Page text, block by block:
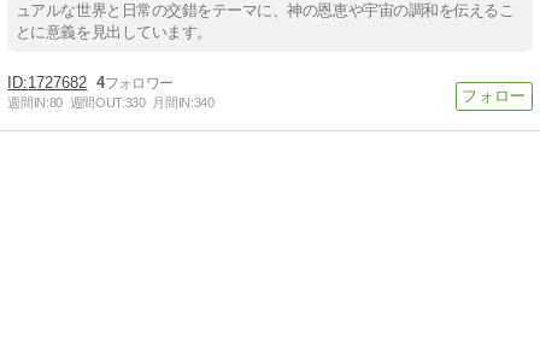
ュアルな世界と日常の交錯をテーマに、神の恩恵や宇宙の調和を伝えるこ
とに意義を見出しています。
1727682 4
週間IN:80 週間OUT:330 月間IN:340